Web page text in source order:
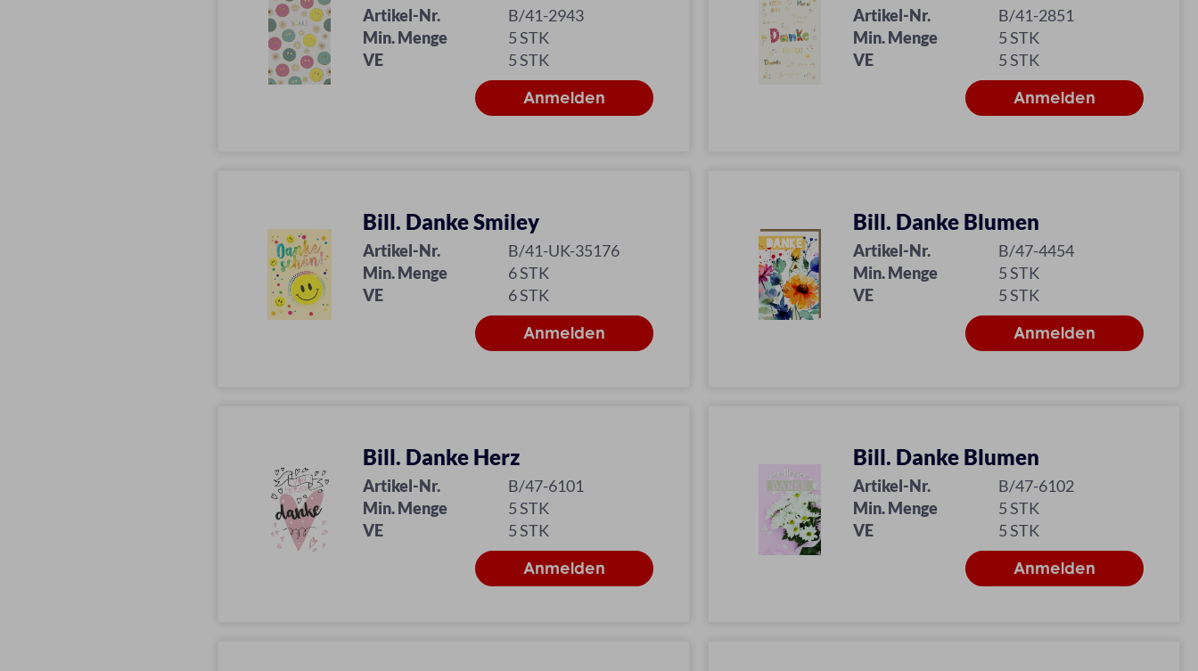
Artikel-Nr.
B/41-2943
Min. Menge
5 STK
VE
5 STK
Artikel-Nr.
B/41-2851
Min. Menge
5 STK
VE
5 STK
Bill. Danke Smiley
Artikel-Nr.
B/41-UK-35176
Min. Menge
6 STK
VE
6 STK
Bill. Danke Blumen
Artikel-Nr.
B/47-4454
Min. Menge
5 STK
VE
5 STK
Bill. Danke Herz
Artikel-Nr.
B/47-6101
Min. Menge
5 STK
VE
5 STK
Bill. Danke Blumen
Artikel-Nr.
B/47-6102
Min. Menge
5 STK
VE
5 STK